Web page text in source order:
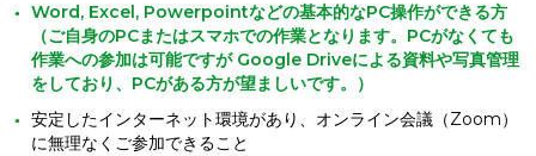
Word, Excel, Powerpointなどの基本的なPC操作ができる方
（ご自身のPCまたはスマホでの作業となります。PCがなくても
作業への参加は可能ですが Google Driveによる資料や写真管理
をしており、PCがある方が望ましいです。）
安定したインターネット環境があり、オンライン会議（Zoom）
に無理なくご参加できること